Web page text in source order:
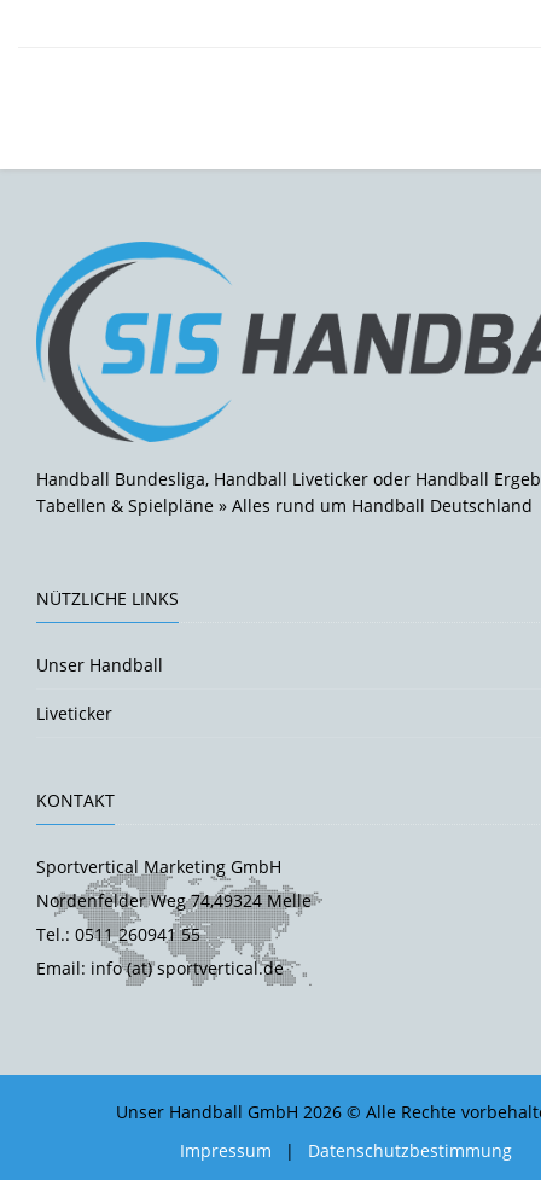
Handball Bundesliga, Handball Liveticker oder Handball
Tabellen & Spielpläne » Alles rund um Handball Deutschland
NÜTZLICHE LINKS
Unser Handball
Liveticker
KONTAKT
Sportvertical Marketing GmbH
Nordenfelder Weg 74,49324 Melle
Tel.: 0511 260941 55
Email: info (at) sportvertical.de
Unser Handball GmbH 2026 © Alle Rechte
Impressum
| Datenschutzbestimmung